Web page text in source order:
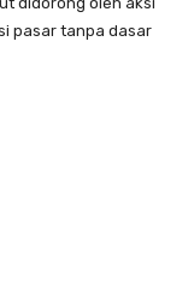
pasar tanpa dasar